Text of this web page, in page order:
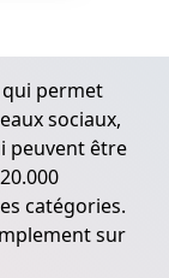
qui permet
sociaux,
peuvent être
catégories.
sur